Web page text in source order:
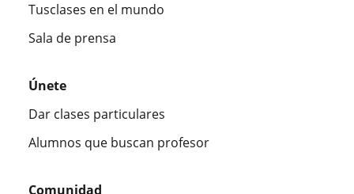
Tusclases en el mundo
Sala de prensa
Únete
Dar clases particulares
Alumnos que buscan profesor
Comunidad